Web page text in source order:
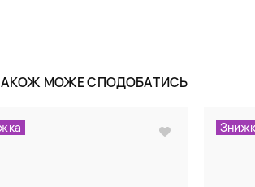
МОЖЕ СПОДОБАТИСЬ